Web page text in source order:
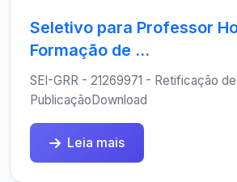
Seletivo para Professor
Formação de ...
SEI-GRR - 21269971 - Retificação de
PublicaçãoDownload
Leia mais